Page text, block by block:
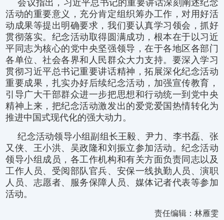
会议指出，习近平总书记的重要讲话深刻阐述纪念
活动的重要意义，充分肯定组织筹办工作，对用好活
动成果等提出明确要求，我们要认真学习领会，抓好
贯彻落实。纪念活动取得圆满成功，根本在于以习近
平同志为核心的党中央坚强领导，在于各地区各部门
各单位、社会各界和人民群众大力支持。要深入学习
贯彻习近平总书记重要讲话精神，拓展深化纪念活动
重要成果，扎实办好后续纪念活动，加强宣传教育，
引导广大干部群众进一步把思想和行动统一到党中央
精神上来，把纪念活动激发出的爱党爱国热情转化为
推进中国式现代化的强大动力。
纪念活动领导小组副组长王毅、尹力、李书磊、张
又侠、王小洪、吴政隆和刘振立参加活动。纪念活动
领导小组成员，各工作机构和有关方面负责同志以及
工作人员、受阅部队官兵、安保一线执勤人员、演职
人员、志愿者、服务保障人员、媒体记者代表等参加
活动。
责任编辑：林雁雯